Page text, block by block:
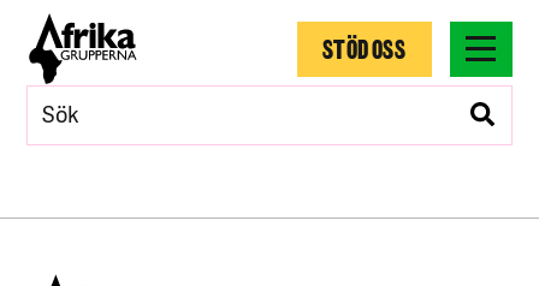
STÖD OSS